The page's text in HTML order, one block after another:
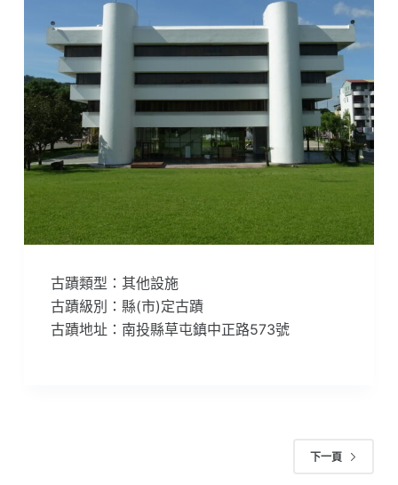
古蹟類型：其他設施
古蹟級別：縣(市)定古蹟
古蹟地址：南投縣草屯鎮中正路573號
下一頁